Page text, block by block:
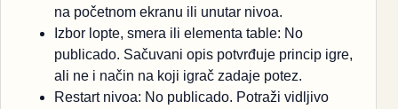
na početnom ekranu ili unutar nivoa.
Izbor lopte, smera ili elementa table: No
publicado. Sačuvani opis potvrđuje princip igre,
ali ne i način na koji igrač zadaje potez.
Restart nivoa: No publicado. Potraži vidljivo